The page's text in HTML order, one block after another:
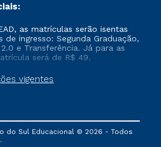
vigentes
as matrículas serão isentas
de ingresso: Segunda Graduação,
e Transferência. Já para as
será de R$ 49.
do Sul Educacional © 2026 - Todos